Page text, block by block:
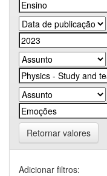
Retornar valores
Adicionar filtros: